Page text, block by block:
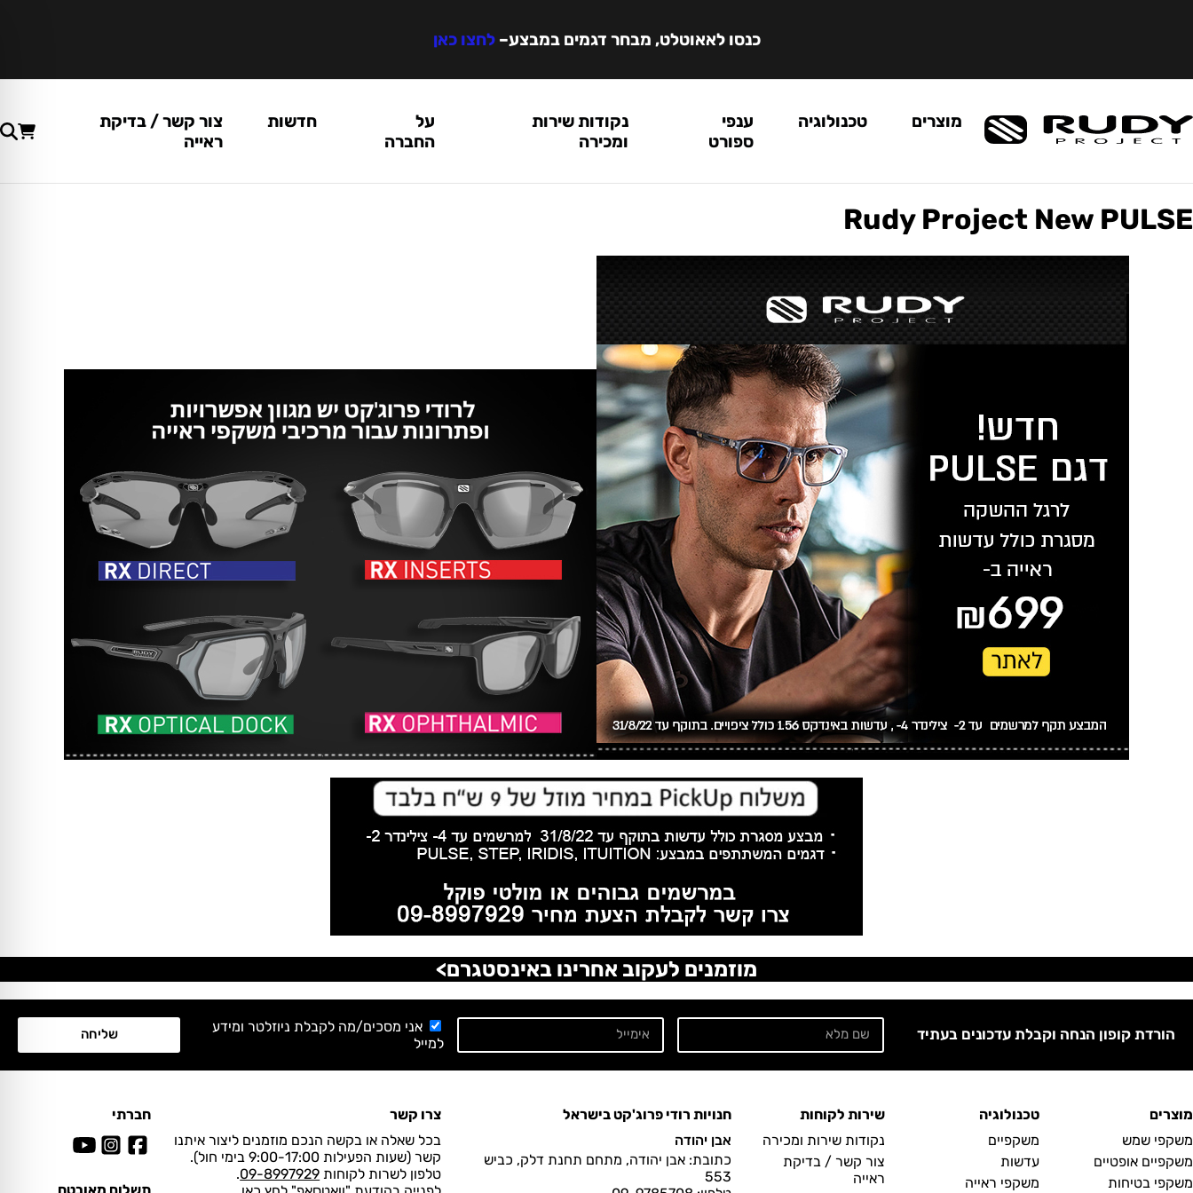
כנסו לאאוטלט, מבחר דגמים במבצע–לחצו כאן
מוצרים טכנולוגיה
ענפי
ספורט
נקודות שירות
ומכירה
על
החברה
חדשות
צור קשר / בדיקת
ראייה
Rudy Project New PULSE
מוזמנים לעקוב אחרינו באינסטגרם>
הורדת קופון הנחה וקבלת עדכונים בעתיד
אני מסכים/מה לקבלת ניוזלטר ומידע
למייל
שליחה
מוצרים
משקפי שמש
משקפיים אופטיים
משקפי בטיחות
טכנולוגיה
משקפיים
עדשות
משקפי ראייה
שירות לקוחות
נקודות שירות ומכירה
צור קשר / בדיקת
ראייה
חנויות רודי פרוג'קט בישראל
אבן יהודה
כתובת: אבן יהודה, מתחם תחנת דלק, כביש
553
צרו קשר
בכל שאלה או בקשה הנכם מוזמנים ליצור איתנו
קשר (שעות הפעילות 9:00-17:00 בימי חול).
טלפון לשרות לקוחות 09-8997929
.
חברתי